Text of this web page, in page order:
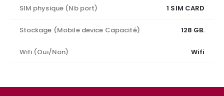
SIM physique (Nb port) 1 SIM CARD
Stockage (Mobile device Capacité) 128 GB.
Wifi (Oui/Non) Wifi